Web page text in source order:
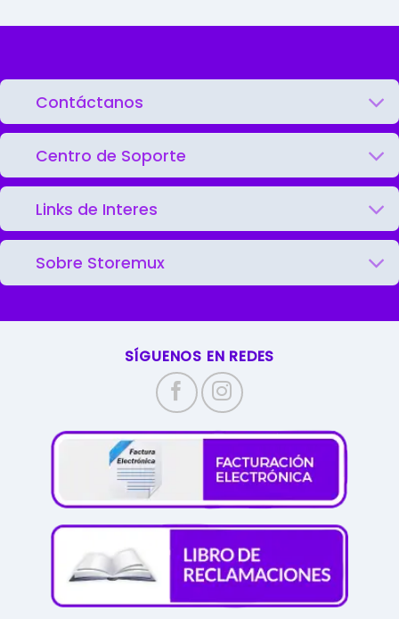
Contáctanos
Centro de Soporte
Links de Interes
Sobre Storemux
SÍGUENOS EN REDES